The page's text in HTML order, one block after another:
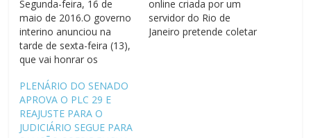
Segunda-feira, 16 de
maio de 2016.O governo
interino anunciou na
tarde de sexta-feira (13),
que vai honrar os
servidores construídos
no governo de Dilma
Rousseff. O anúncio foi
feito pelo novo ministro
online criada por um
servidor do Rio de
Janeiro pretende coletar
PLENÁRIO DO SENADO
APROVA O PLC 29 E
REAJUSTE PARA O
JUDICIÁRIO SEGUE PARA